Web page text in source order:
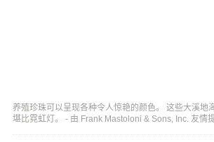
养殖珍珠可以呈现各种令人惊艳的颜色。 这些大溪地
堪比霓虹灯。 - 由 Frank Mastoloni & Sons, Inc. 友情